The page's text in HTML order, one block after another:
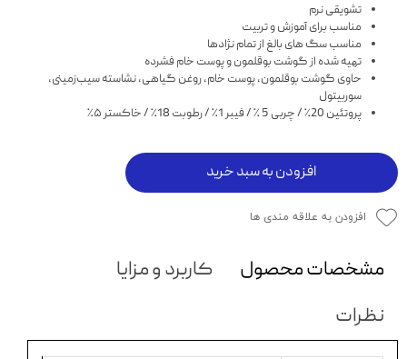
تشویقی نرم
مناسب برای آموزش و تربیت
مناسب سگ های بالغ از تمام نژادها
تهیه شده از گوشت بوقلمون و پوست خام فشرده
حاوی گوشت بوقلمون، پوست خام، روغن گیاهی، نشاسته سیب‌زمینی،
سوربیتول
پروتئین 20٪ / چربی 5 ٪‌ / فیبر 1٪ / رطوبت 18٪ / خاکستر ۵٪
افزودن به سبد خرید
افزودن به علاقه مندی ها
مشخصات محصول
کاربرد و مزایا
نظرات